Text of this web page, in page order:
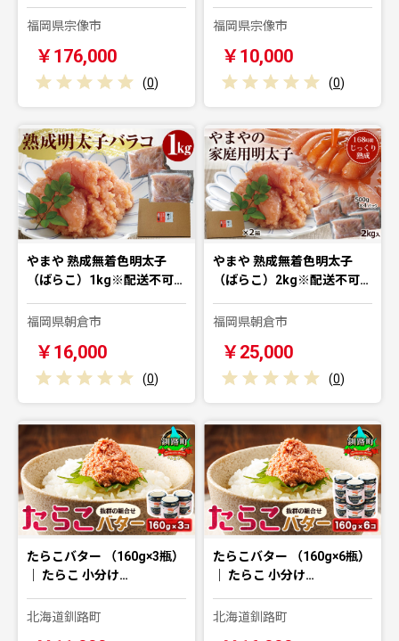
福岡県宗像市
￥176,000
(0)
福岡県宗像市
￥10,000
(0)
やまや 熟成無着色明太子
（ばらこ）1kg※配送不可…
福岡県朝倉市
￥16,000
(0)
やまや 熟成無着色明太子
（ばらこ）2kg※配送不可…
福岡県朝倉市
￥25,000
(0)
たらこバター （160g×3瓶）
｜ たらこ 小分け…
北海道釧路町
たらこバター （160g×6瓶）
｜ たらこ 小分け…
北海道釧路町